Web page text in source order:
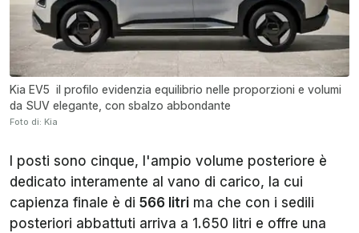
Kia EV5 il profilo evidenzia equilibrio nelle proporzioni e volumi
da SUV elegante, con sbalzo abbondante
Foto di: Kia
I posti sono cinque, l'ampio volume posteriore è
dedicato interamente al vano di carico, la cui
capienza finale è di 566 litri ma che con i sedili
posteriori abbattuti arriva a 1.650 litri e offre una